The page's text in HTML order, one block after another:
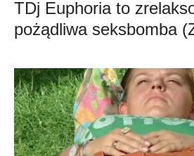
TDj Euphoria to
pożądliwa seksbomba